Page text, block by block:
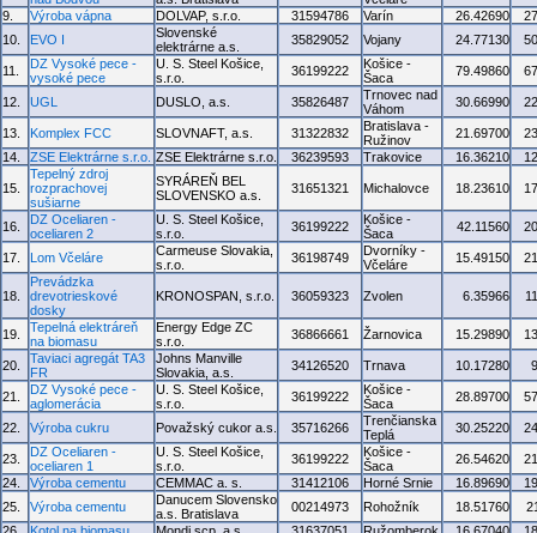
9.
Výroba vápna DOLVAP, s.r.o. 31594786 Varín 26.42690
10.
EVO I
Slovenské
elektrárne a.s.
35829052 Vojany 24.77130
11.
DZ Vysoké pece -
vysoké pece
U. S. Steel Košice,
s.r.o.
36199222
Košice -
Šaca
79.49860
12. UGL DUSLO, a.s. 35826487
Trnovec nad
Váhom
30.66990
13. Komplex FCC SLOVNAFT, a.s. 31322832
Bratislava -
Ružinov
21.69700
14.
ZSE Elektrárne s.r.o. ZSE Elektrárne s.r.o. 36239593 Trakovice 16.36210
15.
Tepelný zdroj
rozprachovej
sušiarne
SYRÁREŇ BEL
SLOVENSKO a.s.
31651321 Michalovce 18.23610
16.
DZ Oceliaren -
oceliaren 2
U. S. Steel Košice,
s.r.o.
36199222
Košice -
Šaca
42.11560
17. Lom Včeláre
Carmeuse Slovakia,
s.r.o.
36198749
Dvorníky -
Včeláre
15.49150
18.
Prevádzka
drevotrieskové
dosky
KRONOSPAN, s.r.o. 36059323 Zvolen 6.35966
19.
Tepelná elektráreň
na biomasu
Energy Edge ZC
s.r.o.
36866661 Žarnovica 15.29890
20.
Taviaci agregát TA3
FR
Johns Manville
Slovakia, a.s.
34126520 Trnava 10.17280
21.
DZ Vysoké pece -
aglomerácia
U. S. Steel Košice,
s.r.o.
36199222
Košice -
Šaca
28.89700
22. Výroba cukru Považský cukor a.s. 35716266
Trenčianska
Teplá
30.25220
23.
DZ Oceliaren -
oceliaren 1
U. S. Steel Košice,
s.r.o.
36199222
Košice -
Šaca
26.54620
24.
Výroba cementu CEMMAC a. s. 31412106 Horné Srnie 16.89690
25.
Výroba cementu
Danucem Slovensko
a.s. Bratislava
00214973 Rohožník 18.51760